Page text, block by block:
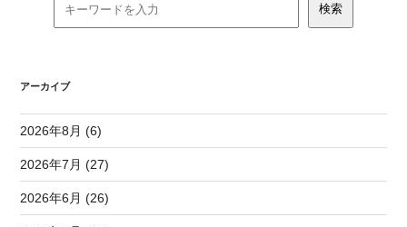
アーカイブ
2026年8月 (6)
2026年7月 (27)
2026年6月 (26)